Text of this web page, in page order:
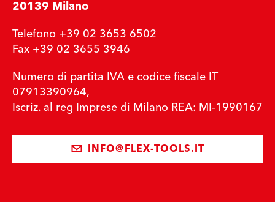
20139 Milano
Telefono +39 02 3653 6502
Fax +39 02 3655 3946
Numero di partita IVA e codice fiscale IT
07913390964,
Iscriz. al reg Imprese di Milano REA: MI-1990167
INFO@FLEX-TOOLS.IT